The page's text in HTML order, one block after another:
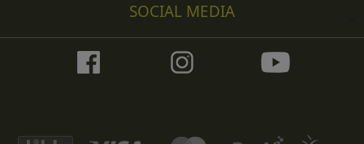
SOCIAL MEDIA